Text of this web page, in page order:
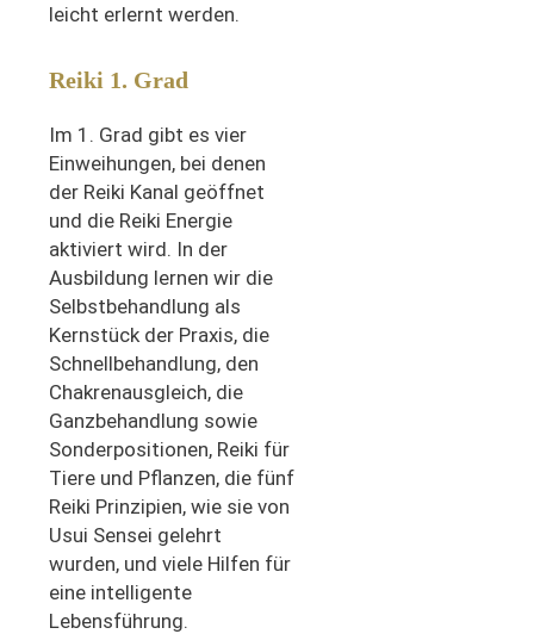
leicht erlernt werden.
Reiki 1. Grad
Im 1. Grad gibt es vier
Einweihungen, bei denen
der Reiki Kanal geöffnet
und die Reiki Energie
aktiviert wird. In der
Ausbildung lernen wir die
Selbstbehandlung als
Kernstück der Praxis, die
Schnellbehandlung, den
Chakrenausgleich, die
Ganzbehandlung sowie
Sonderpositionen, Reiki für
Tiere und Pflanzen, die fünf
Reiki Prinzipien, wie sie von
Usui Sensei gelehrt
wurden, und viele Hilfen für
eine intelligente
Lebensführung.